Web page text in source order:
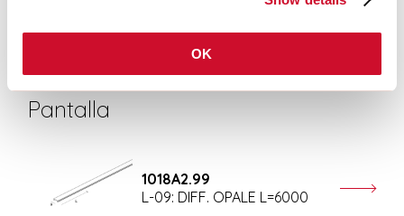
OK
Pantalla
1018A2.99
L-09: DIFF. OPALE L=6000